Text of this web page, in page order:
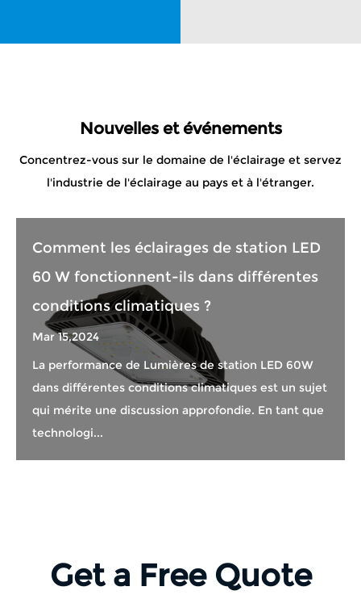
Nouvelles et événements
Concentrez-vous sur le domaine de l'éclairage et servez
l'industrie de l'éclairage au pays et à l'étranger.
Comment les éclairages de station LED
60 W fonctionnent-ils dans différentes
conditions climatiques ?
Mar 15,2024
La performance de Lumières de station LED 60W
dans différentes conditions climatiques est un sujet
qui mérite une discussion approfondie. En tant que
technologi...
Get a Free Quote